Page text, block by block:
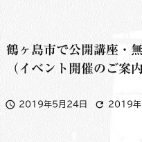
鶴ヶ島市で公開講座・
（イベント開催のご案内
 2019年5月24日  2019年